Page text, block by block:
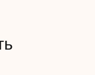
30